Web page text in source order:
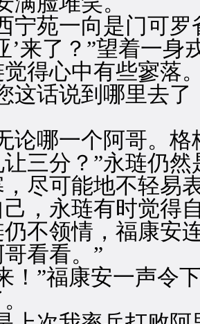
苑一向是门可罗
’来了？”望着一
得心中有些寥落
话说到哪里去了
哪一个阿哥。格
三分？”永琏仍
尽可能地不轻易
，永琏有时觉得
领情，福康安连
看看。”
”福康安一声令下